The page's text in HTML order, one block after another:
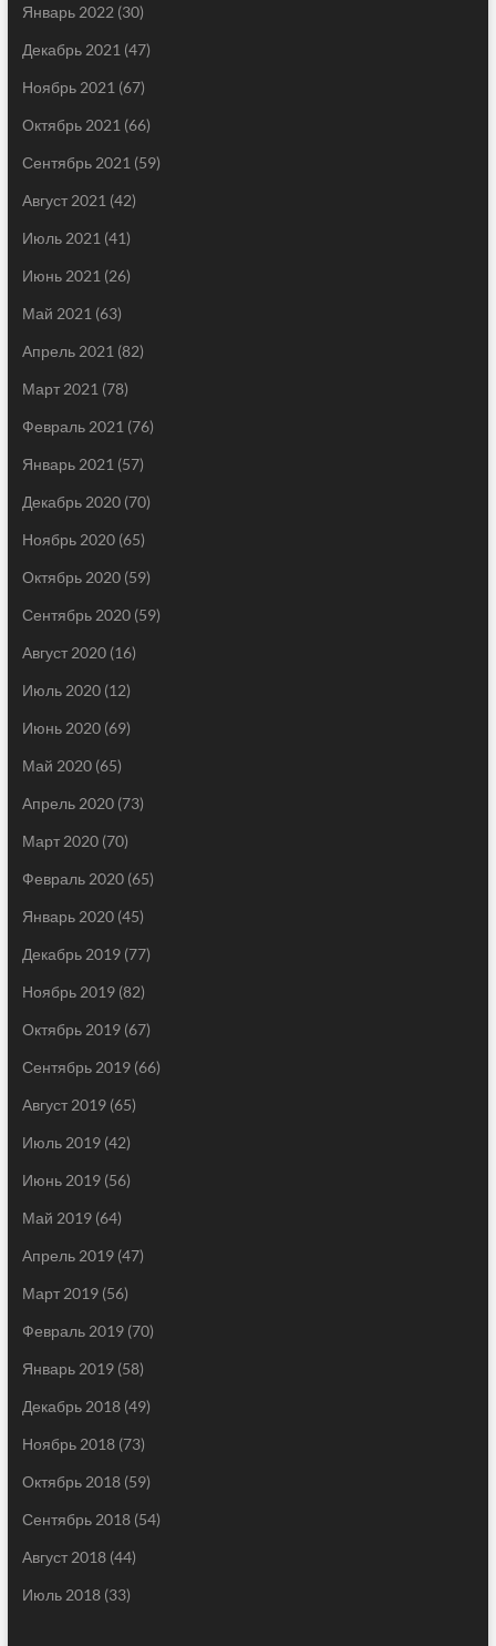
Январь 2022 (30)
Декабрь 2021 (47)
Ноябрь 2021 (67)
Октябрь 2021 (66)
Сентябрь 2021 (59)
Август 2021 (42)
Июль 2021 (41)
Июнь 2021 (26)
Май 2021 (63)
Апрель 2021 (82)
Март 2021 (78)
Февраль 2021 (76)
Январь 2021 (57)
Декабрь 2020(70)
Ноябрь 2020(65)
Октябрь 2020(59)
Сентябрь 2020(59)
Август 2020(16)
Июль 2020(12)
Июнь 2020(69)
Май 2020(65)
Апрель 2020(73)
Март 2020(70)
Февраль 2020(65)
Январь 2020(45)
Декабрь 2019(77)
Ноябрь 2019(82)
Октябрь 2019(67)
Сентябрь 2019(66)
Август 2019(65)
Июль 2019(42)
Июнь 2019(56)
Май 2019(64)
Апрель 2019(47)
Март 2019(56)
Февраль 2019(70)
Январь 2019(58)
Декабрь 2018(49)
Ноябрь 2018(73)
Октябрь 2018(59)
Сентябрь 2018(54)
Август 2018(44)
Июль 2018(33)